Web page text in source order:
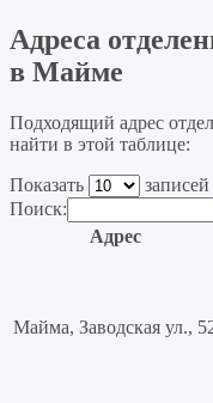
Адреса
в Майме
Подходящий адрес
найти в этой таблице:
Показать
записей
Поиск:
Адрес
Майма, Заводская ул.,